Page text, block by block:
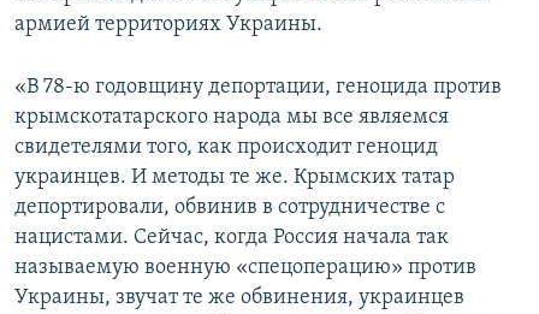
армией территориях Украины.
«В 78-ю годовщину депортации, геноцида против
крымскотатарского народа мы все являемся
свидетелями того, как происходит геноцид
украинцев. И методы те же. Крымских татар
депортировали, обвинив в сотрудничестве с
нацистами. Сейчас, когда Россия начала так
называемую военную «спецоперацию» против
Украины, звучат те же обвинения, украинцев